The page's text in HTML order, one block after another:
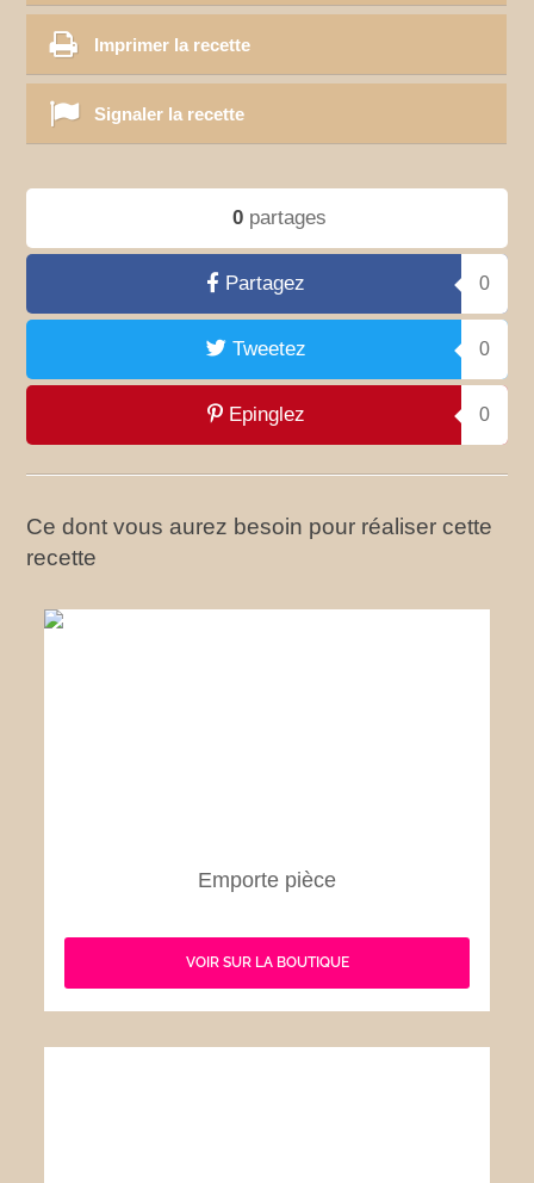
Imprimer la recette
Signaler la recette
0partages
Partagez 0
Tweetez 0
Epinglez 0
Ce dont vous aurez besoin pour réaliser cette
recette
Emporte pièce
VOIR SUR LA BOUTIQUE